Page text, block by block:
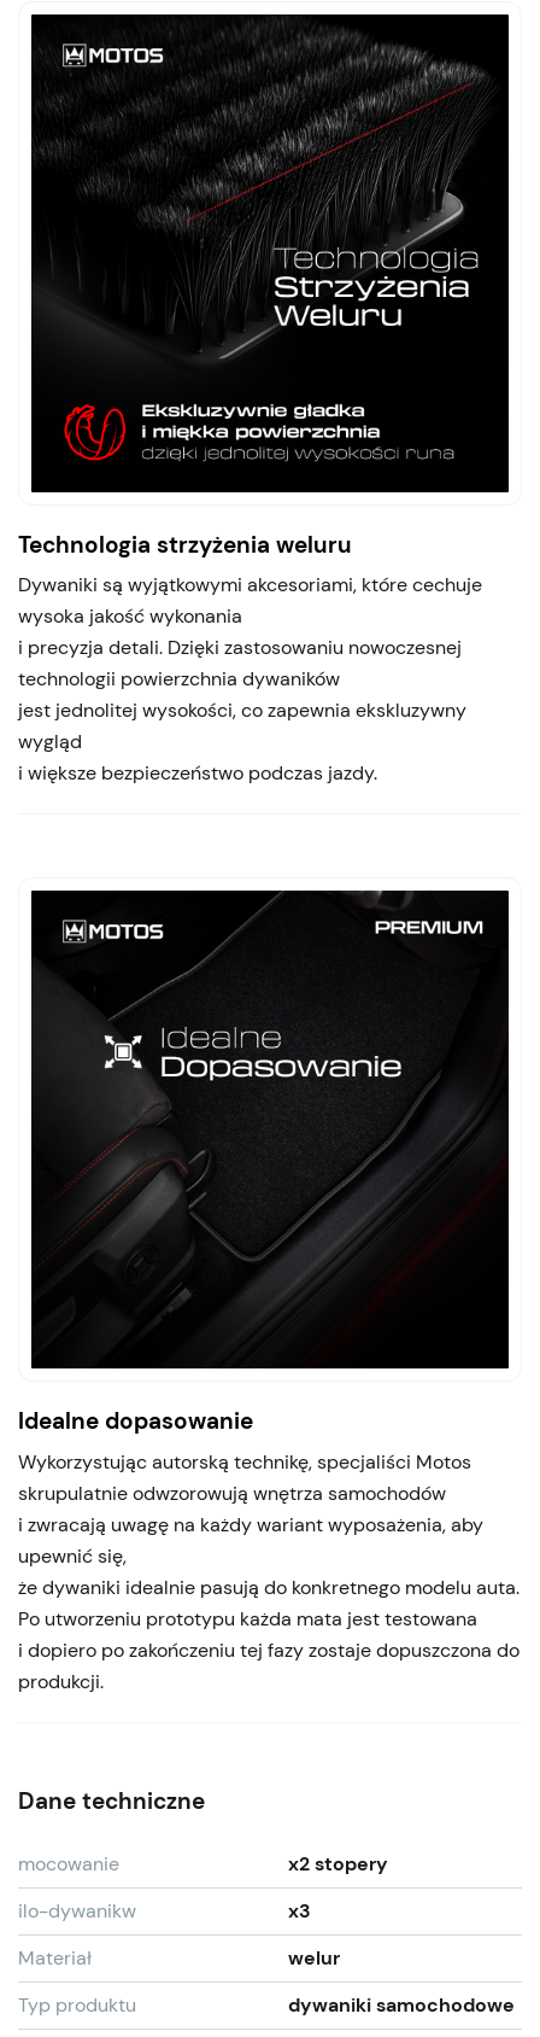
Technologia strzyżenia weluru
Dywaniki są wyjątkowymi akcesoriami, które cechuje
wysoka jakość wykonania
i precyzja detali. Dzięki zastosowaniu nowoczesnej
technologii powierzchnia dywaników
jest jednolitej wysokości, co zapewnia ekskluzywny
wygląd
i większe bezpieczeństwo podczas jazdy.
Idealne dopasowanie
Wykorzystując autorską technikę, specjaliści Motos
skrupulatnie odwzorowują wnętrza samochodów
i zwracają uwagę na każdy wariant wyposażenia, aby
upewnić się,
że dywaniki idealnie pasują do konkretnego modelu auta.
Po utworzeniu prototypu każda mata jest testowana
i dopiero po zakończeniu tej fazy zostaje dopuszczona do
produkcji.
Dane techniczne
mocowanie
x2 stopery
ilo-dywanikw
x3
Materiał
welur
Typ produktu
dywaniki samochodowe